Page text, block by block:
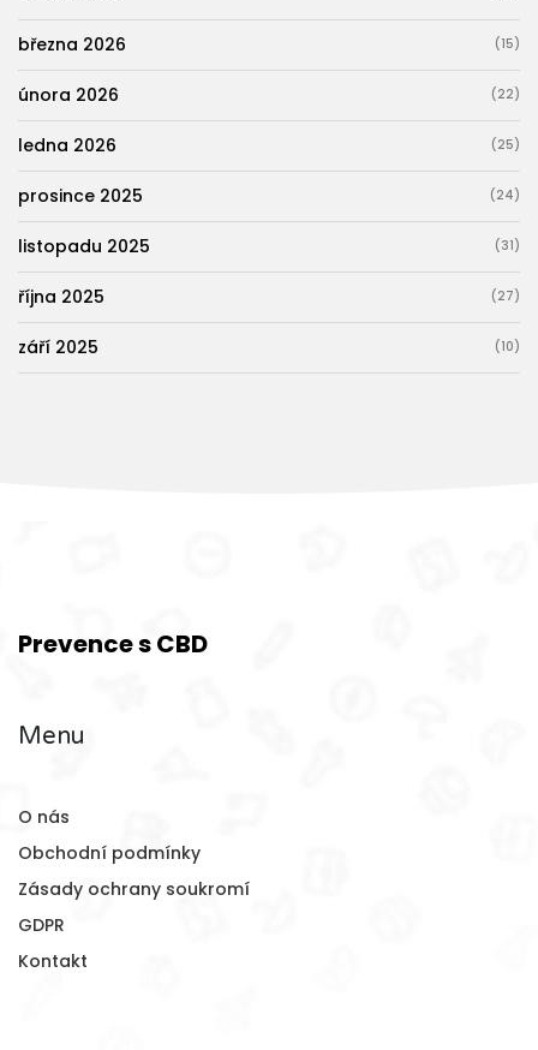
března 2026 (15)
února 2026 (22)
ledna 2026 (25)
prosince 2025 (24)
listopadu 2025 (31)
října 2025 (27)
září 2025 (10)
Prevence s CBD
Menu
O nás
Obchodní podmínky
Zásady ochrany soukromí
GDPR
Kontakt